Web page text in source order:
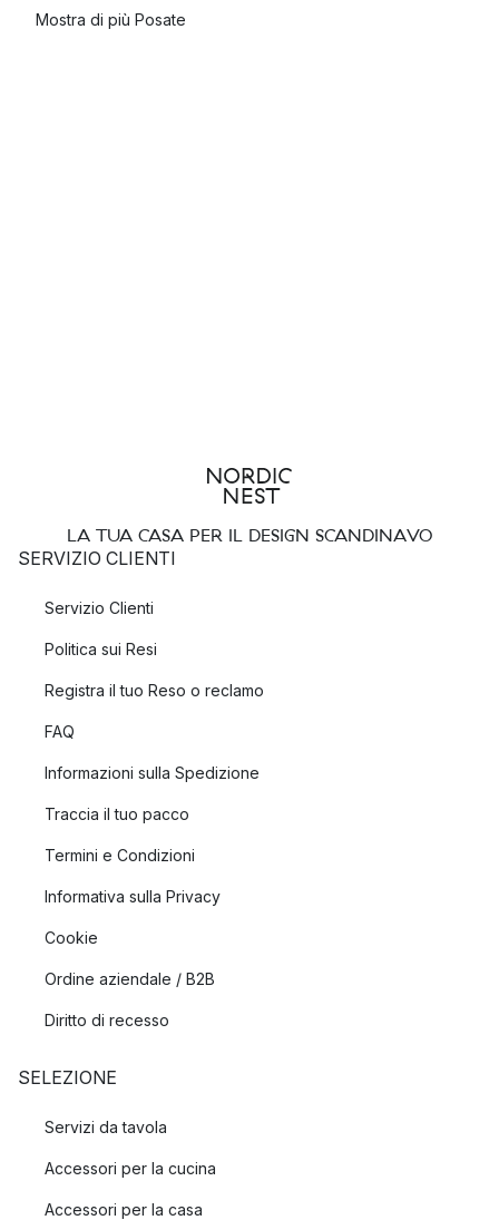
Mostra di più Posate
LA TUA CASA PER IL DESIGN SCANDINAVO
SERVIZIO CLIENTI
Servizio Clienti
Politica sui Resi
Registra il tuo Reso o reclamo
FAQ
Informazioni sulla Spedizione
Traccia il tuo pacco
Termini e Condizioni
Informativa sulla Privacy
Cookie
Ordine aziendale / B2B
Diritto di recesso
SELEZIONE
Servizi da tavola
Accessori per la cucina
Accessori per la casa